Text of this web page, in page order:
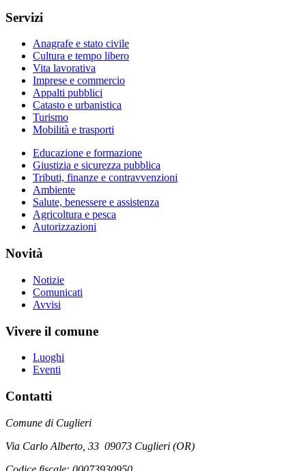
Servizi
Anagrafe e stato civile
Cultura e tempo libero
Vita lavorativa
Imprese e commercio
Appalti pubblici
Catasto e urbanistica
Turismo
Mobilità e trasporti
Educazione e formazione
Giustizia e sicurezza pubblica
Tributi, finanze e contravvenzioni
Ambiente
Salute, benessere e assistenza
Agricoltura e pesca
Autorizzazioni
Novità
Notizie
Comunicati
Avvisi
Vivere il comune
Luoghi
Eventi
Contatti
Comune di Cuglieri
Via Carlo Alberto, 33 09073 Cuglieri (OR)